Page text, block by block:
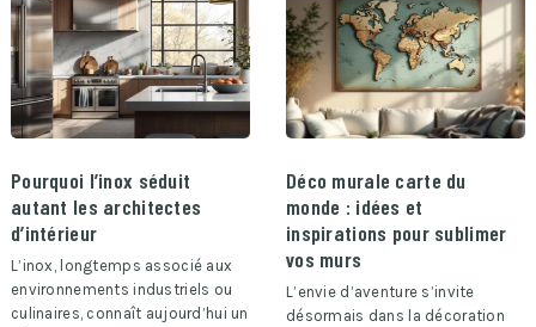
Pourquoi l’inox séduit
autant les architectes
d’intérieur
L’inox, longtemps associé aux
environnements industriels ou
culinaires, connaît aujourd’hui un
Déco murale carte du
monde : idées et
inspirations pour sublimer
vos murs
L’envie d’aventure s’invite
désormais dans la décoration